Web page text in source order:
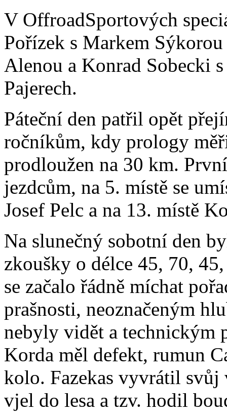
V OffroadSportových
Pořízek s Markem
Alenou a Konrad Sobecki
Pajerech.
Páteční den patřil opět
ročníkům, kdy prology
prodloužen na 30 km.
jezdcům, na 5. místě se
Josef Pelc a na 13. místě
Na slunečný sobotní den
zkoušky o délce 45, 70,
se začalo řádně míchat
prašnosti, neoznačeným
nebyly vidět a technickým
Korda měl defekt, rumun
kolo. Fazekas vyvrátil svůj
vjel do lesa a tzv. hodil